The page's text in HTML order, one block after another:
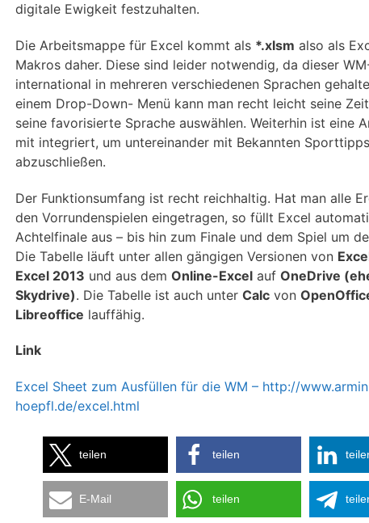
digitale Ewigkeit festzuhalten.
Die Arbeitsmappe für Excel kommt als *.xlsm also als
Makros daher. Diese sind leider notwendig, da dieser
international in mehreren verschiedenen Sprachen
einem Drop-Down- Menü kann man recht leicht seine
seine favorisierte Sprache auswählen. Weiterhin ist eine
mit integriert, um untereinander mit Bekannten Sporttipps
abzuschließen.
Der Funktionsumfang ist recht reichhaltig. Hat man alle
den Vorrundenspielen eingetragen, so füllt Excel
Achtelfinale aus – bis hin zum Finale und dem Spiel um
Die Tabelle läuft unter allen gängigen Versionen von
Excel 2013 und aus dem Online-Excel auf OneDrive
Skydrive). Die Tabelle ist auch unter Calc von
Libreoffice lauffähig.
Link
Excel Sheet zum Ausfüllen für die WM – http://
hoepfl.de/excel.html
teilen teilen
E-Mail teilen